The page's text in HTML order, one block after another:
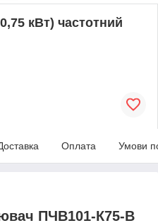
кВт) частотний
Оплата Умови
ПЧВ101-К75-В